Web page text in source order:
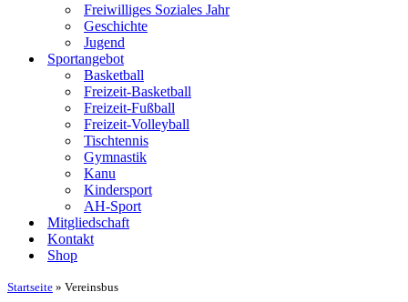
Freiwilliges Soziales Jahr
Geschichte
Jugend
Sportangebot
Basketball
Freizeit-Basketball
Freizeit-Fußball
Freizeit-Volleyball
Tischtennis
Gymnastik
Kanu
Kindersport
AH-Sport
Mitgliedschaft
Kontakt
Shop
Startseite » Vereinsbus